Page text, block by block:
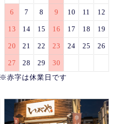
6 7 8 9 10 11 12
13 14 15 16 17 18 19
20 21 22 23 24 25 26
27 28 29
30
※赤字は休業日です